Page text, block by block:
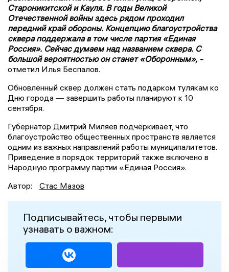
Староникитской и Кауля. В годы Великой
Отечественной войны здесь рядом проходил
передний край обороны. Концепцию благоустройства
сквера поддержала в том числе партия «Единая
Россия». Сейчас думаем над названием сквера. С
большой вероятностью он станет «Оборонным», -
отметил Илья Беспалов.
Обновлённый сквер должен стать подарком тулякам ко
Дню города — завершить работы планируют к 10
сентября.
Губернатор Дмитрий Миляев подчёркивает, что
благоустройство общественных пространств является
одним из важных направлений работы муниципалитетов.
Приведение в порядок территорий также включено в
Народную программу партии «Единая Россия».
Автор:
Стас Мазов
Подписывайтесь, чтобы первыми
узнавать о важном: